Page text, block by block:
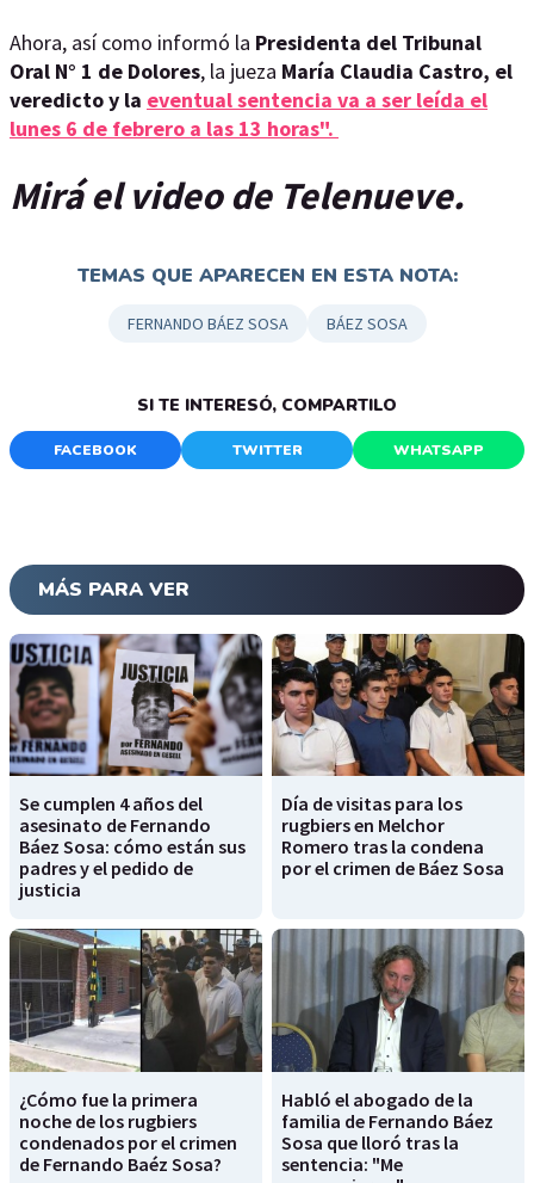
Ahora, así como informó la Presidenta del Tribunal
Oral N° 1 de Dolores, la jueza María Claudia Castro, el
veredicto y la eventual sentencia va a ser leída el
lunes 6 de febrero a las 13 horas".
Mirá el video de Telenueve.
TEMAS QUE APARECEN EN ESTA NOTA:
FERNANDO BÁEZ SOSA BÁEZ SOSA
SI TE INTERESÓ, COMPARTILO
FACEBOOK TWITTER WHATSAPP
MÁS PARA VER
Se cumplen 4 años del
asesinato de Fernando
Báez Sosa: cómo están sus
padres y el pedido de
justicia
Día de visitas para los
rugbiers en Melchor
Romero tras la condena
por el crimen de Báez Sosa
¿Cómo fue la primera
noche de los rugbiers
condenados por el crimen
de Fernando Baéz Sosa?
Habló el abogado de la
familia de Fernando Báez
Sosa que lloró tras la
sentencia: "Me